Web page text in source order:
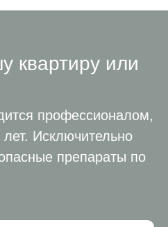
квартиру или
профессионалом,
Исключительно
препараты по